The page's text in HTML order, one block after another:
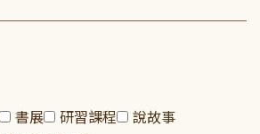
書展 研習課程
說故事